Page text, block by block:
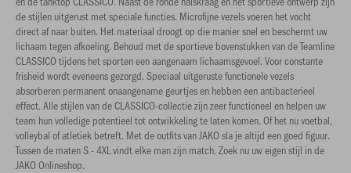
de stijlen uitgerust met speciale functies. Microfijne vezels voeren het vocht
direct af naar buiten. Het materiaal droogt op die manier snel en beschermt uw
lichaam tegen afkoeling. Behoud met de sportieve bovenstukken van de Teamline
CLASSICO tijdens het sporten een aangenaam lichaamsgevoel. Voor constante
frisheid wordt eveneens gezorgd. Speciaal uitgeruste functionele vezels
absorberen permanent onaangename geurtjes en hebben een antibacterieel
effect. Alle stijlen van de CLASSICO-collectie zijn zeer functioneel en helpen uw
team hun volledige potentieel tot ontwikkeling te laten komen. Of het nu voetbal,
volleybal of atletiek betreft. Met de outfits van JAKO sla je altijd een goed figuur.
Tussen de maten S - 4XL vindt elke man zijn match. Zoek nu uw eigen stijl in de
JAKO Onlineshop.